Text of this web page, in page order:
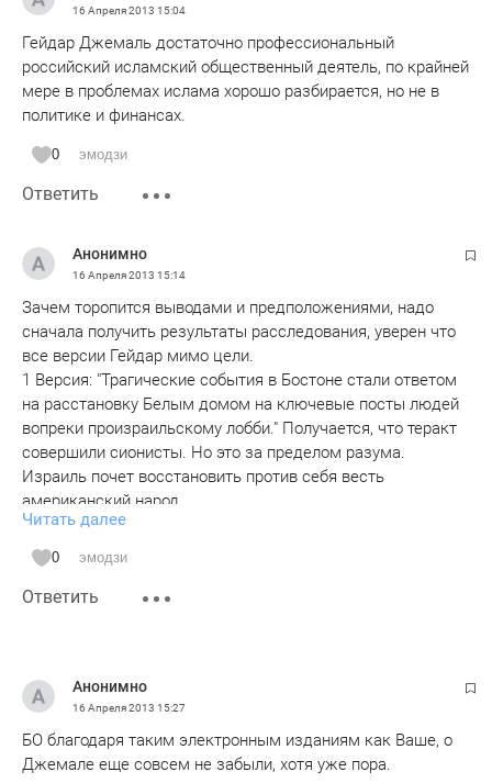
16 Апреля 2013 15:04
Гейдар Джемаль достаточно профессиональный
российский исламский общественный деятель, по крайней
мере в проблемах ислама хорошо разбирается, но не в
политике и финансах.
0 эмодзи
Ответить
Анонимно
16 Апреля 2013 15:14
Зачем торопится выводами и предположениями, надо
сначала получить результаты расследования, уверен что
все версии Гейдар мимо цели.
1 Версия: "Трагические события в Бостоне стали ответом
на расстановку Белым домом на ключевые посты людей
вопреки произраильскому лобби." Получается, что теракт
совершили сионисты. Но это за пределом разума.
Израиль почет восстановить против себя весть
американский народ.
2 Версия. "Как с терактами 11 сентября, за событиями в
Бостоне стоит внутренняя ситуация, которая тут же
отразится на внешней." Все знают, что за 11 сентября
стоит не внутренняя ситуация. В любом случае 2 версия
Читать далее
0 эмодзи
Ответить
Анонимно
16 Апреля 2013 15:27
БО благодаря таким электронным изданиям как Ваше, о
Джемале еще совсем не забыли, хотя уже пора.